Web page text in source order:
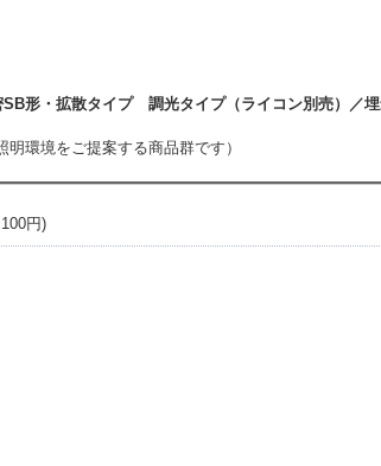
形・拡散タイプ 調光タイプ（ライコン別売）／
環境をご提案する商品群です）
円)